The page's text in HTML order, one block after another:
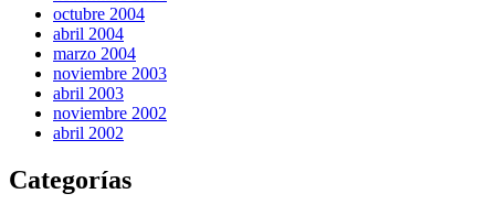
octubre 2004
abril 2004
marzo 2004
noviembre 2003
abril 2003
noviembre 2002
abril 2002
Categorías